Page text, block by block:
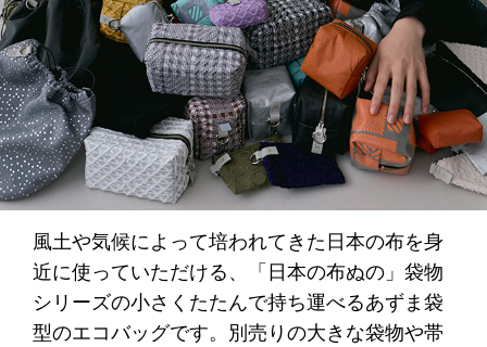
風土や気候によって培われてきた日本の布を身
近に使っていただける、「日本の布ぬの」袋物
シリーズの小さくたたんで持ち運べるあずま袋
型のエコバッグです。別売りの大きな袋物や帯